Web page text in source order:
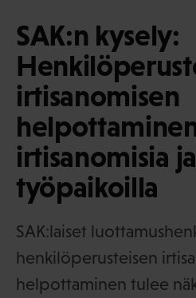
SAK:n kysely:
irtisanomisen
irtisanomisia
työpaikoilla
SAK:laiset
henkilöperusteisen
helpottaminen tulee